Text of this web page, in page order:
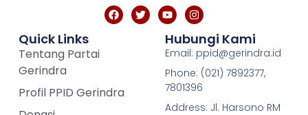
Quick Links
Tentang Partai
Gerindra
Profil PPID Gerindra
Hubungi Kami
Email: ppid@gerindra.id
Phone: (021) 7892377,
7801396
Address: Jl. Harsono RM